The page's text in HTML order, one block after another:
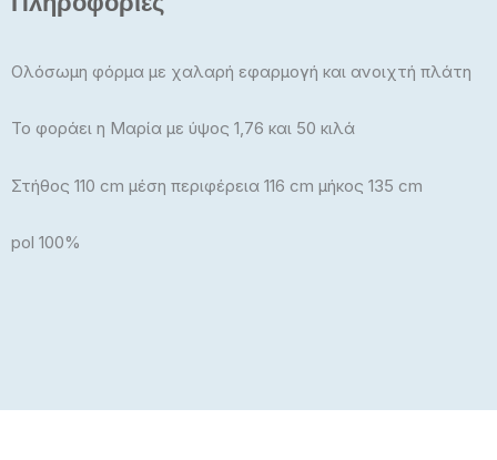
Ολόσωμη φόρμα με χαλαρή εφαρμογή και ανοιχτή πλάτη
Το φοράει η Μαρία με ύψος 1,76 και 50 κιλά
Στήθος 110 cm μέση περιφέρεια 116 cm μήκος 135 cm
pol 100%